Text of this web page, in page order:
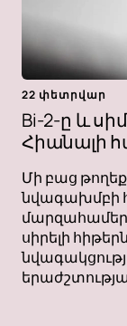
22 փետրվար
Bi-2-ը և
Հիանալի
Մի բաց
նվագախմբի
սիրելի